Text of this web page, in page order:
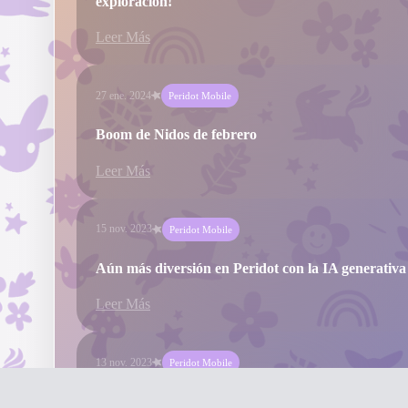
Leer Más
27 ene. 2024 Peridot Mobile
Boom de Nidos de febrero
Leer Más
15 nov. 2023 Peridot Mobile
Aún más diversión en Peridot con la IA generativa
Leer Más
13 nov. 2023 Peridot Mobile